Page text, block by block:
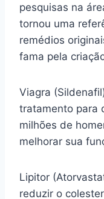
pesquisas na
tornou uma
remédios
fama pela
Viagra
tratamento para
milhões de
melhorar sua
Lipitor
reduzir o